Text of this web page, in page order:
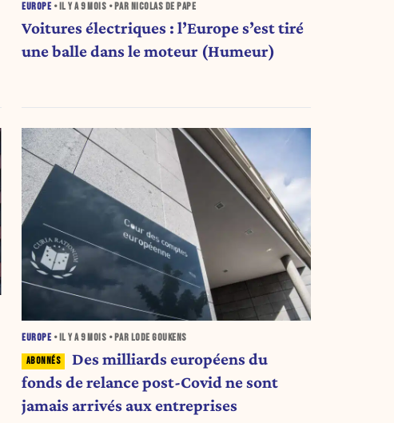
EUROPE • IL Y A9 MOIS • PAR NICOLAS DE PAPE
Voitures électriques : l’Europe s’est tiré
une balle dans le moteur (Humeur)
EUROPE • IL Y A9 MOIS • PAR LODE GOUKENS
Des milliards européens du
fonds de relance post-Covid ne sont
jamais arrivés aux entreprises